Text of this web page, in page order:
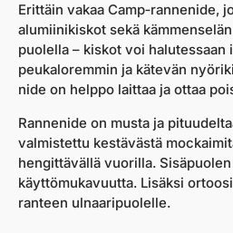
Erittäin vakaa Camp‑rannenide,
alumiinikiskot sekä
puolella – kiskot voi halutessaan
peukaloremmin ja kätevän
nide on helppo laittaa ja ottaa
Rannenide on musta ja
valmistettu kestävästä
hengittävällä vuorilla.
käyttömukavuutta. Lisäksi
ranteen ulnaaripuolelle.